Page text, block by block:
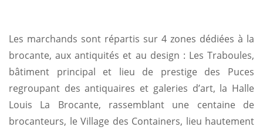
Les marchands sont répartis sur 4 zones dédiées à la
brocante, aux antiquités et au design : Les Traboules,
bâtiment principal et lieu de prestige des Puces
regroupant des antiquaires et galeries d’art, la Halle
Louis La Brocante, rassemblant une centaine de
brocanteurs, le Village des Containers, lieu hautement